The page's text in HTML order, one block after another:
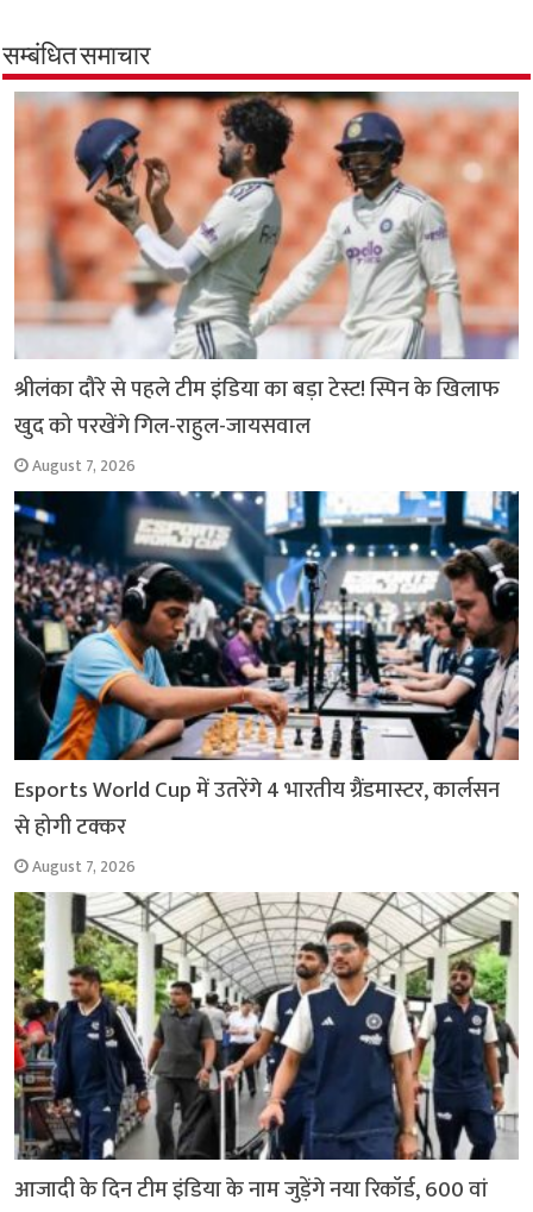
b
o
o
s
A
p
p
t
e
r
r
a
m
i
n
k
सम्बंधित समाचार
श्रीलंका दौरे से पहले टीम इंडिया का बड़ा टेस्ट! स्पिन के खिलाफ
खुद को परखेंगे गिल-राहुल-जायसवाल
August 7, 2026
Esports World Cup में उतरेंगे 4 भारतीय ग्रैंडमास्टर, कार्लसन
से होगी टक्कर
August 7, 2026
आजादी के दिन टीम इंडिया के नाम जुड़ेंगे नया रिकॉर्ड, 600 वां